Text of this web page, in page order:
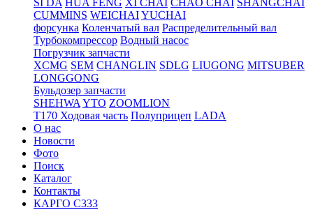
SI DA HUA FENG XI CHAI CHAO CHAI SHANGCHAI
CUMMINS WEICHAIYUCHAI
форсунка Коленчатый вал Распределительный вал
Турбокомпрессор Водный насос
Погрузчик запчасти
XCMG SEM CHANGLIN SDLG LIUGONG MITSUBER
LONGGONG
Бульдозер запчасти
SHEHWA YTO ZOOMLION
T170 Ходовая часть Полуприцеп LADA
О нас
Новости
Фото
Поиск
Каталог
Контакты
КАРГО С333